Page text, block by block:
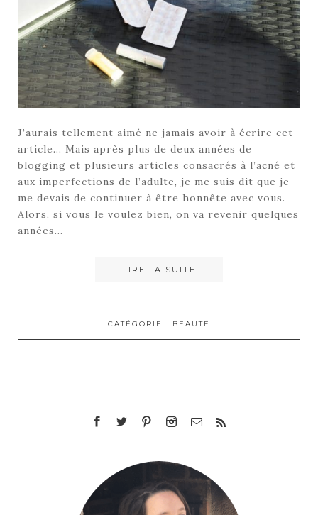
J’aurais tellement aimé ne jamais avoir à écrire cet
article… Mais après plus de deux années de
blogging et plusieurs articles consacrés à l’acné et
aux imperfections de l’adulte, je me suis dit que je
me devais de continuer à être honnête avec vous.
Alors, si vous le voulez bien, on va revenir quelques
années…
LIRE LA SUITE
CATÉGORIE : BEAUTÉ